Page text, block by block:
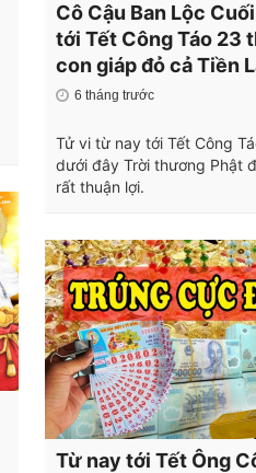
Cô Cậu Ban Lộc
tới Tết Công Táo 23
con giáp đỏ cả Tiền
6 tháng trước
Tử vi từ nay tới Tết Công
dưới đây Trời thương Phật
rất thuận lợi.
Từ nay tới Tết Ông